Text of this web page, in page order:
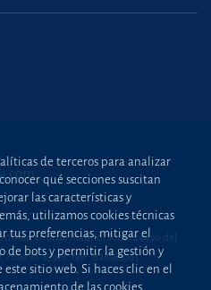
Mercantil de Madrid, Tomo 24490 del
Hoja M-43976. NIF: B28563963
de terceros para analizar
qué secciones suscitan
las características y
utilizamos cookies técnicas
tus preferencias, mitigar el
de bots y permitir la gestión y
sitio web. Si haces clic en el
de las cookies